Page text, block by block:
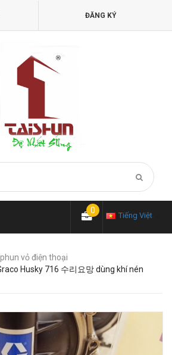
ĐĂNG KÝ
Tiếng Việt
0
vỏ điện thoại
Husky 716 수리요망 dùng khí nén